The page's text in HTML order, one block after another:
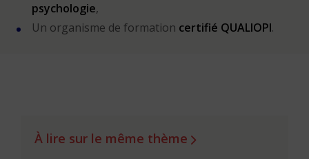
psychologie,
Un organisme de formation certifié QUALIOPI.
À lire sur le même thème